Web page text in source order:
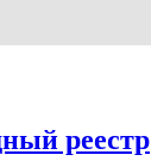
реестр